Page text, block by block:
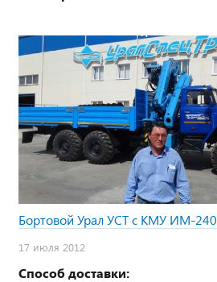
Бортовой Урал УСТ с КМУ ИМ-240
17 июля 2012
Способ доставки: